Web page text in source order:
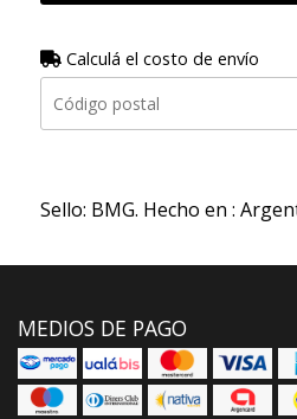
Calculá el costo de envío
Sello: BMG. Hecho en :
MEDIOS DE PAGO